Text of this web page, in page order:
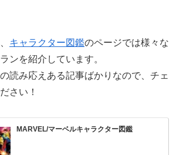
キャラクター図鑑のページでは様々な
ンを紹介しています。
読み応えある記事ばかりなので、チェ
さい！
MARVEL/マーベルキャラクター図鑑